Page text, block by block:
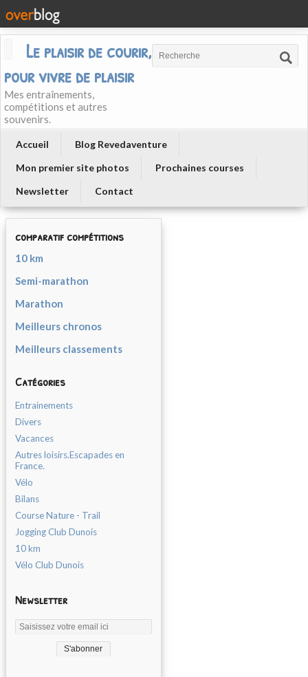
Le plaisir de courir, courir
pour vivre de plaisir
Mes entraînements,
compétitions et autres
souvenirs.
Accueil
Blog Revedaventure
Mon premier site photos
Prochaines courses
Newsletter
Contact
comparatif compétitions
10 km
Semi-marathon
Marathon
Meilleurs chronos
Meilleurs classements
Catégories
Entrainements
Divers
Vacances
Autres loisirs.Escapades en
France.
Vélo
Bilans
Course Nature - Trail
Jogging Club Dunois
10 km
Vélo Club Dunois
Newsletter